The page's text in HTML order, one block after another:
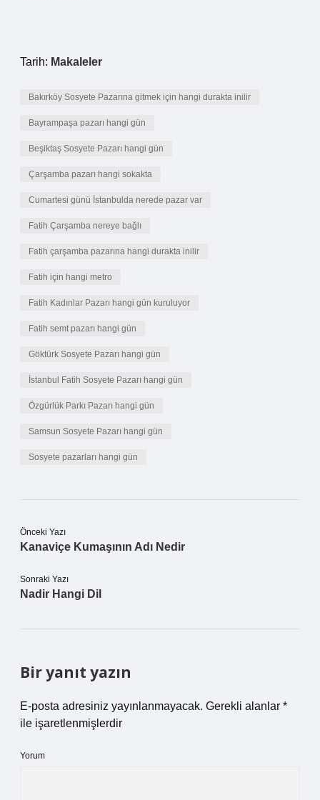
Tarih: Makaleler
Bakırköy Sosyete Pazarına gitmek için hangi durakta inilir
Bayrampaşa pazarı hangi gün
Beşiktaş Sosyete Pazarı hangi gün
Çarşamba pazarı hangi sokakta
Cumartesi günü İstanbulda nerede pazar var
Fatih Çarşamba nereye bağlı
Fatih çarşamba pazarına hangi durakta inilir
Fatih için hangi metro
Fatih Kadınlar Pazarı hangi gün kuruluyor
Fatih semt pazarı hangi gün
Göktürk Sosyete Pazarı hangi gün
İstanbul Fatih Sosyete Pazarı hangi gün
Özgürlük Parkı Pazarı hangi gün
Samsun Sosyete Pazarı hangi gün
Sosyete pazarları hangi gün
Önceki Yazı
Kanaviçe Kumaşının Adı Nedir
Sonraki Yazı
Nadir Hangi Dil
Bir yanıt yazın
E-posta adresiniz yayınlanmayacak. Gerekli alanlar *
ile işaretlenmişlerdir
Yorum